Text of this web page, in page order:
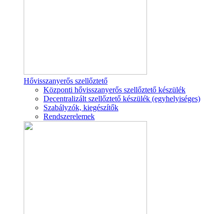
Hővisszanyerős szellőztető
Központi hővisszanyerős szellőztető készülék
Decentralizált szellőztető készülék (egyhelyiséges)
Szabályzók, kiegészítők
Rendszerelemek